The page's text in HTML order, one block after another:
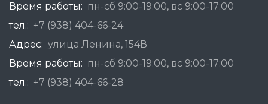
Время работы: пн-сб 9:00-19:00, вс 9:00-17:00
тел.: +7 (938) 404-66-24
Адрес: улица Ленина, 154В
Время работы: пн-сб 9:00-19:00, вс 9:00-17:00
тел.: +7 (938) 404-66-28